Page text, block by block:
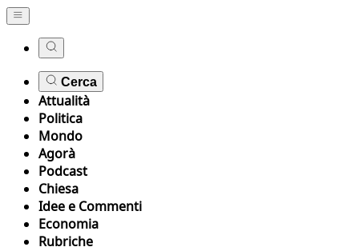
Cerca
Attualità
Politica
Mondo
Agorà
Podcast
Chiesa
Idee e Commenti
Economia
Rubriche